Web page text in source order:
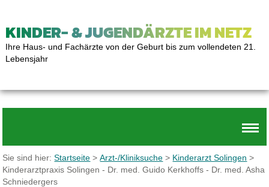
KINDER- & JUGENDÄRZTE IM NETZ
Ihre Haus- und Fachärzte von der Geburt bis zum vollendeten 21.
Lebensjahr
Sie sind hier:Startseite >Arzt-/Kliniksuche > Kinderarzt Solingen >
Kinderarztpraxis Solingen - Dr. med. Guido Kerkhoffs - Dr. med. Asha
Schniedergers